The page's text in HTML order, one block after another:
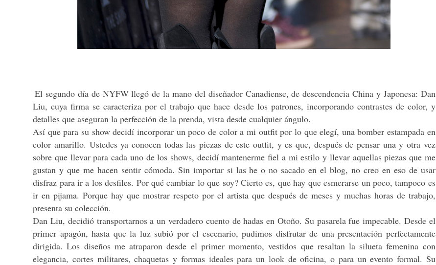
El segundo día de NYFW llegó de la mano del diseñador Canadiense, de descendencia China y Japonesa: Dan
Liu, cuya firma se caracteriza por el trabajo que hace desde los patrones, incorporando contrastes de color, y
detalles que aseguran la perfección de la prenda, vista desde cualquier ángulo.
Así que para su show decidí incorporar un poco de color a mi outfit por lo que elegí, una bomber estampada en
color amarillo. Ustedes ya conocen todas las piezas de este outfit, y es que, después de pensar una y otra vez
sobre que llevar para cada uno de los shows, decidí mantenerme fiel a mi estilo y llevar aquellas piezas que me
gustan y que me hacen sentir cómoda. Sin importar si las he o no sacado en el blog, no creo en eso de usar
disfraz para ir a los desfiles. Por qué cambiar lo que soy? Cierto es, que hay que esmerarse un poco, tampoco es
ir en pijama. Porque hay que mostrar respeto por el artista que después de meses y muchas horas de trabajo,
presenta su colección.
Dan Liu, decidió transportarnos a un verdadero cuento de hadas en Otoño. Su pasarela fue impecable. Desde el
primer apagón, hasta que la luz subió por el escenario, pudimos disfrutar de una presentación perfectamente
dirigida. Los diseños me atraparon desde el primer momento, vestidos que resaltan la silueta femenina con
elegancia, cortes militares, chaquetas y formas ideales para un look de oficina, o para un evento formal. Su